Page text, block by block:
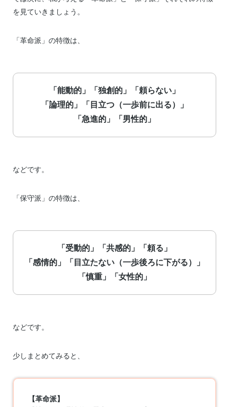
を見ていきましょう。
「革命派」の特徴は、
「能動的」「独創的」「頼らない」
「論理的」
「目立つ（一歩前に出る）」
「急進的」「男性的」
などです。
「保守派」の特徴は、
「受動的」「共感的」「頼る」
「感情的」
「目立たない（一歩後ろに下がる）」
「慎重」「女性的」
などです。
少しまとめてみると、
【革命派】